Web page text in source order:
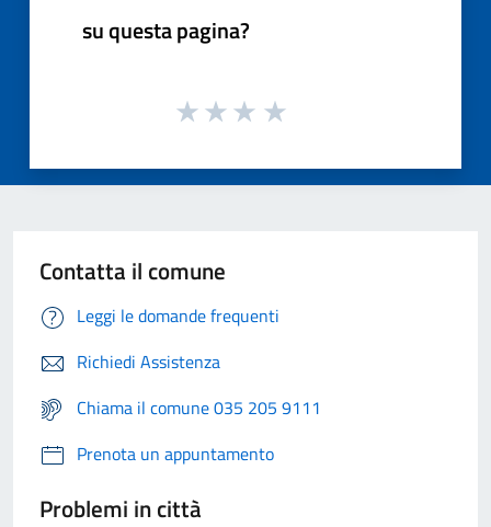
su questa pagina?
Contatta il comune
Leggi le domande frequenti
Richiedi Assistenza
Chiama il comune 035 205 9111
Prenota un appuntamento
Problemi in città